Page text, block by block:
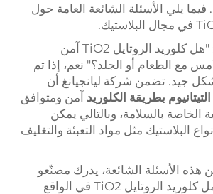
فيما يلي الأسئلة الشائعة العامة حول
يستفسر الكثيرون: "هل كلوريد الروتايل TiO2 آمن
مع الطعام أو الجلد؟" نعم، إذا تم
جيد. تضمن شركة ليانجيانغ أن
بطريقة الكلوريد آمن ومتوافق
الخاصة بالسلامة، وبالتالي يمكن
البلاستيك مثل مواد التعبئة والتغليف
هذه الأسئلة الشائعة، يدرك مصنّعو
البلاستيك كيفية عمل كلوريد الروتايل TiO2 في الواقع